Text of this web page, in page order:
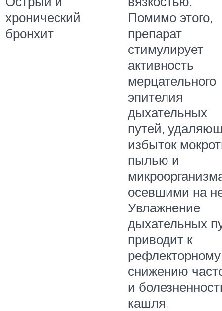
хронический
бронхит
Помимо этого,
препарат
стимулирует
активность
мерцательного
эпителия
дыхательных
путей,
избыток
пылью и
осевшими на
Увлажнение
дыхательных
приводит к
рефлекторному
снижению
и
кашля.